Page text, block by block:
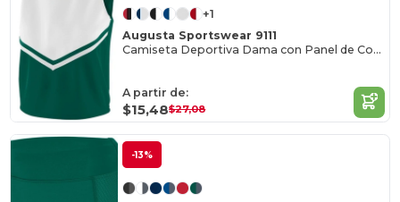
+1
Augusta Sportswear 9111
Camiseta Deportiva Dama con Panel de Contraste
A partir de:
$15,48$27,08
-13%